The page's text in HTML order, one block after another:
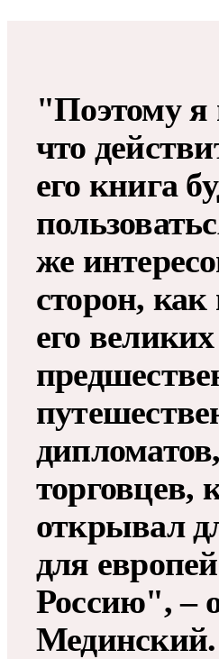
"Поэтому я
что
его книга
же
сторон,
его великих
дипломатов,
торговцев,
открывал
для
Россию", –
Мединский.